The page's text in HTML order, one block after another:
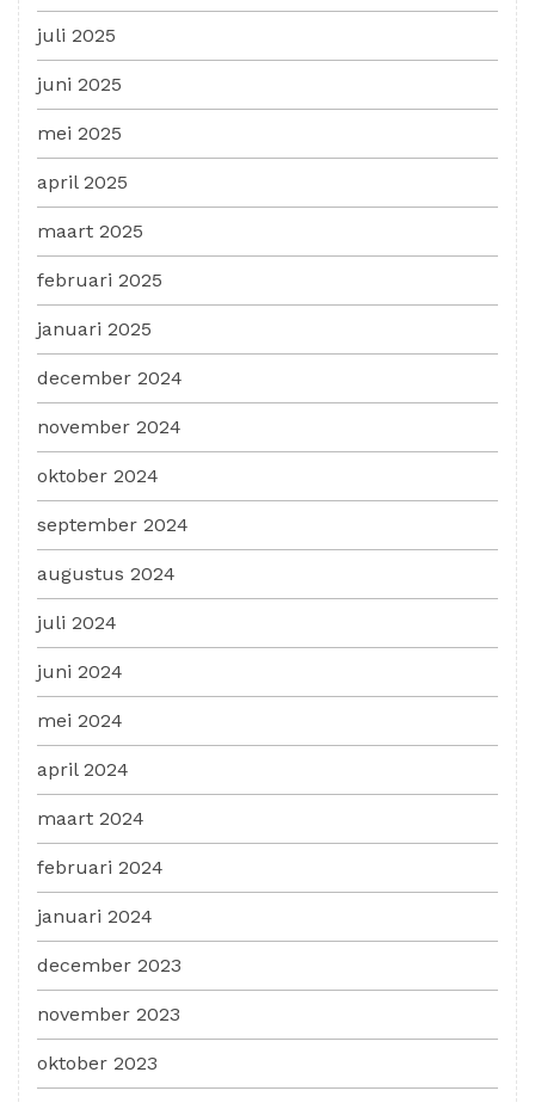
juli 2025
juni 2025
mei 2025
april 2025
maart 2025
februari 2025
januari 2025
december 2024
november 2024
oktober 2024
september 2024
augustus 2024
juli 2024
juni 2024
mei 2024
april 2024
maart 2024
februari 2024
januari 2024
december 2023
november 2023
oktober 2023